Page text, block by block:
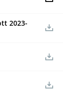
2023-